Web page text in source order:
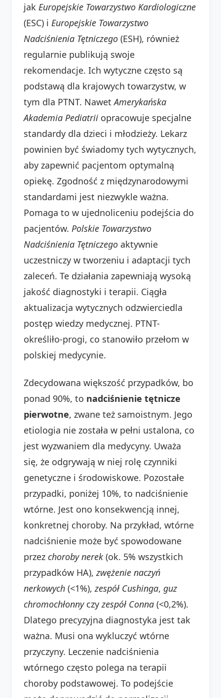
jak Europejskie Towarzystwo Kardiologiczne
(ESC) i Europejskie Towarzystwo
Nadciśnienia Tętniczego (ESH), również
regularnie publikują swoje
rekomendacje. Ich wytyczne często są
podstawą dla krajowych towarzystw, w
tym dla PTNT. NawetAmerykańska
Akademia Pediatrii opracowuje specjalne
standardy dla dzieci i młodzieży. Lekarz
powinien być świadomy tych wytycznych,
aby zapewnić pacjentom optymalną
opiekę. Zgodność z międzynarodowymi
standardami jest niezwykle ważna.
Pomaga to w ujednoliceniu podejścia do
pacjentów. Polskie Towarzystwo
Nadciśnienia Tętniczego aktywnie
uczestniczy w tworzeniu i adaptacji tych
zaleceń. Te działania zapewniają wysoką
jakość diagnostyki i terapii. Ciągła
aktualizacja wytycznych odzwierciedla
postęp wiedzy medycznej. PTNT-
określiło-progi, co stanowiło przełom w
polskiej medycynie.
Zdecydowana większość przypadków, bo
ponad 90%, to nadciśnienie tętnicze
pierwotne, zwane też samoistnym. Jego
etiologia nie została w pełni ustalona, co
jest wyzwaniem dla medycyny. Uważa
się, że odgrywają w niej rolę czynniki
genetyczne i środowiskowe. Pozostałe
przypadki, poniżej 10%, to nadciśnienie
wtórne. Jest ono konsekwencją innej,
konkretnej choroby. Na przykład, wtórne
nadciśnienie może być spowodowane
przez choroby nerek (ok. 5% wszystkich
przypadków HA), zwężenie naczyń
nerkowych (<1%), zespół Cushinga, guz
chromochłonnyczy zespół Conna (<0,2%).
Dlatego precyzyjna diagnostyka jest tak
ważna. Musi ona wykluczyć wtórne
przyczyny. Leczenie nadciśnienia
wtórnego często polega na terapii
choroby podstawowej. To podejście